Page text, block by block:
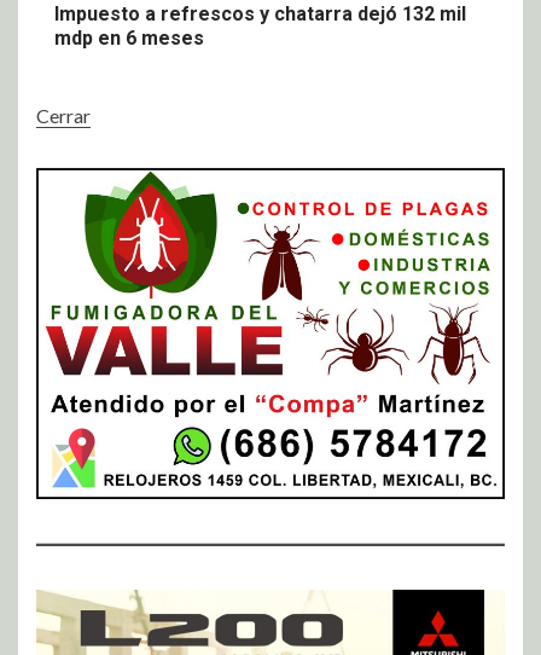
Impuesto a refrescos y chatarra dejó 132 mil
mdp en 6 meses
Cerrar